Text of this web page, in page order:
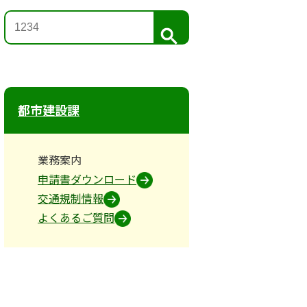
検
索
都市建設課
業務案内
申請書ダウンロード
交通規制情報
よくあるご質問